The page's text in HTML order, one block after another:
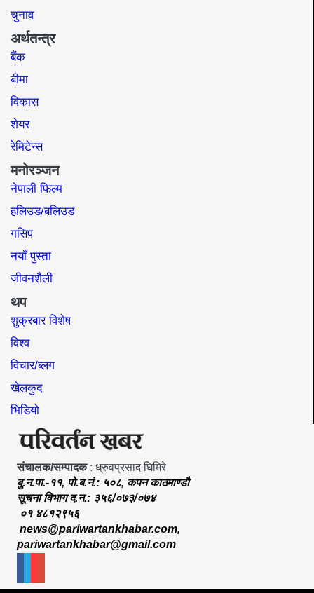
चुनाव
अर्थतन्त्र
बैंक
बीमा
विकास
शेयर
रेमिटेन्स
मनोरञ्जन
नेपाली फिल्म
हलिउड/बलिउड
गसिप
नयाँ पुस्ता
जीवनशैली
थप
शुक्रबार विशेष
विश्व
विचार/ब्लग
खेलकुद
भिडियो
संचालक/सम्पादक: ध्रुवप्रसाद घिमिरे
बु.न.पा.-११, पो.ब.नं.: ५०८, कपन काठमाण्डौ
सूचना विभाग द.न.: ३५६/०७३/०७४
०१ ४८१२९५६
news@pariwartankhabar.com,
pariwartankhabar@gmail.com